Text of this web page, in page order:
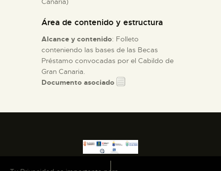
Área de contenido y estructura
Alcance y contenido: Folleto
conteniendo las bases de las Becas
Préstamo convocadas por el Cabildo de
Gran Canaria.
Documento asociado